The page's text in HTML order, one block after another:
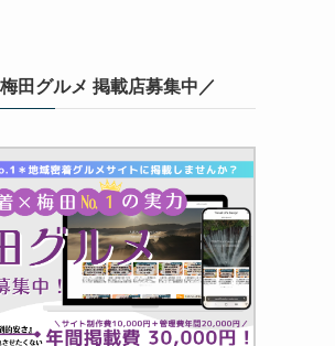
田グルメ 掲載店募集中／